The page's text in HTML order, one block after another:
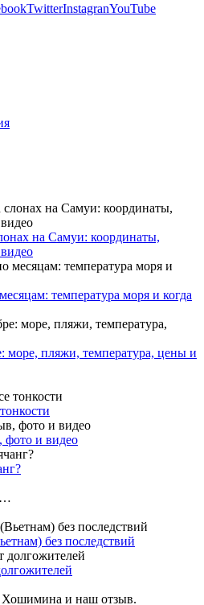
TwitterInstagranYouTube
на Самуи: координаты,
температура моря и когда
море, пляжи, температура, цены и
фото и видео
без последствий